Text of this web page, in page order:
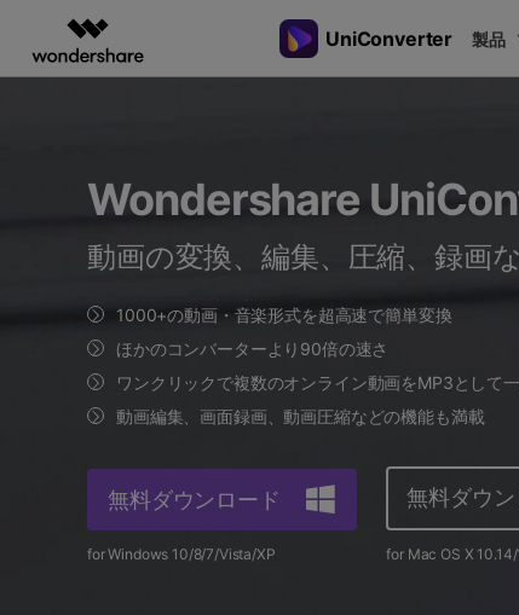
製
Filmora
動画編集ソフト
UniConverter
動画変換ソフト
DVD Memory
DemoCreator
画面録画ソフト
Media.io
SelfyzAI
AI動画・画像編集アプリ
ToMoviee AI
オールインワンAI生成プラットフォーム
EdrawMax
ベクタードローソフト
EdrawMind
マインドマップソフト
学生・教員向け
代理店募集
ラム
UniConverter 製品
音声ファイルや動画ファイルを正
確かつ便利にテキストに変換
【簡単】複数の動画ファイルを
様々なデバイス用に高速変換
Hot
Windowsユーザ
Macユーザー
多機能ビデオ処
Wondershare
動画の変換、編集、圧縮、録画
1000+の動画・音楽形式を超高速で簡単変換
ほかのコンバーターより90倍の速さ
ワンクリックで複数のオンライン動画をMP3として
動画編集、画面録画、動画圧縮などの機能も満載
無料ダウンロード
for Windows 10/8/7/Vista/XP
無料ダウン
for Mac OS X